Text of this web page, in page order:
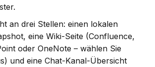
an drei Stellen: einen lokalen
eine Wiki-Seite (Confluence,
oder OneNote – wählen Sie
und eine Chat-Kanal-Übersicht